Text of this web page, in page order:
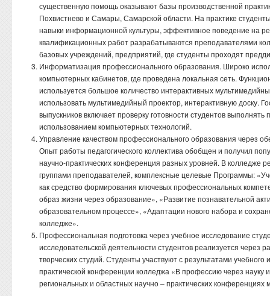
существенную помощь оказывают базы производственной
Похвистнево и Самары, Самарской области. На практике
навыки информационной культуры, эффективное поведение на
квалификационных работ разрабатываются преподавателями
базовых учреждений, предприятий, где студенты проходят
Информатизация профессионального образования. Широко
компьютерных кабинетов, где проведена локальная сеть.
используется большое количество интерактивных
использовать мультимедийный проектор, интерактивную доску.
выпускников включает проверку готовности студентов
использованием компьютерных технологий.
Управление качеством профессионального образования через
Опыт работы педагогического коллектива обобщен и получил
научно-практических конференция разных уровней. В колледже
группами преподавателей, комплексные целевые Программы:
как средство формирования ключевых профессиональных
образ жизни через образование», «Развитие познавательной
образовательном процессе», «Адаптации нового набора и
колледже».
Профессиональная подготовка через учебное исследование
исследовательской деятельности студентов реализуется через
творческих студий. Студенты участвуют с результатами
практической конференции колледжа «В профессию через науку
региональных и областных научно – практических